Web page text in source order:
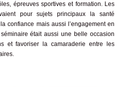
épreuves sportives et formation. Les
pour sujets principaux la santé
confiance mais aussi l’engagement en
était aussi une belle occasion
et favoriser la camaraderie entre les